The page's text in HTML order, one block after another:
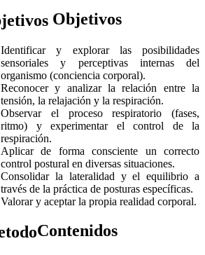
Objetivos
Identificar y explorar las posibilidades
sensoriales y perceptivas internas del
organismo (conciencia corporal).
Reconocer y analizar la relación entre la
tensión, la relajación y la respiración.
Observar el proceso respiratorio (fases,
ritmo) y experimentar el control de la
respiración.
Aplicar de forma consciente un correcto
control postural en diversas situaciones.
Consolidar la lateralidad y el equilibrio a
través de la práctica de posturas específicas.
Valorar y aceptar la propia realidad corporal.
Contenidos